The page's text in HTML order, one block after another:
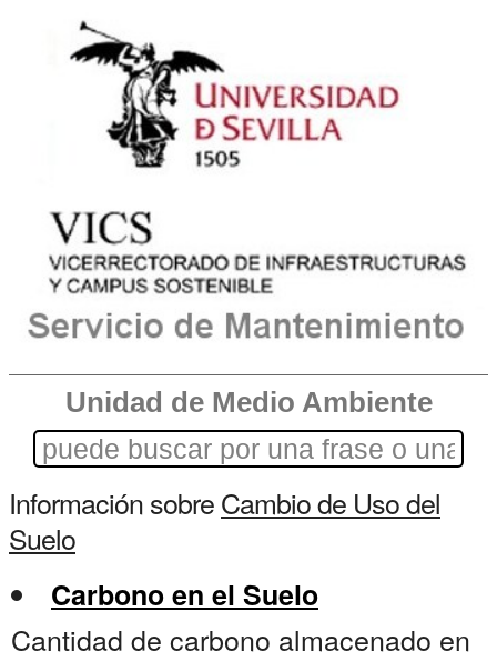
Unidad de Medio Ambiente
Información sobreCambio de Uso del
Suelo
Carbono en el Suelo
Cantidad de carbono almacenado en